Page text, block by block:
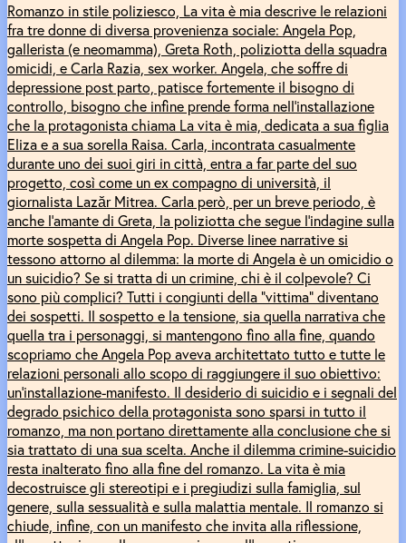
Romanzo in stile poliziesco, La vita è mia descrive le relazioni
fra tre donne di diversa provenienza sociale: Angela Pop,
gallerista (e neomamma), Greta Roth, poliziotta della squadra
omicidi, e Carla Razia, sex worker. Angela, che soffre di
depressione post parto, patisce fortemente il bisogno di
controllo, bisogno che infine prende forma nell’installazione
che la protagonista chiama La vita è mia, dedicata a sua figlia
Eliza e a sua sorella Raisa. Carla, incontrata casualmente
durante uno dei suoi giri in città, entra a far parte del suo
progetto, così come un ex compagno di università, il
giornalista Lazăr Mitrea. Carla però, per un breve periodo, è
anche l’amante di Greta, la poliziotta che segue l’indagine sulla
morte sospetta di Angela Pop. Diverse linee narrative si
tessono attorno al dilemma: la morte di Angela è un omicidio o
un suicidio? Se si tratta di un crimine, chi è il colpevole? Ci
sono più complici? Tutti i congiunti della “vittima” diventano
dei sospetti. Il sospetto e la tensione, sia quella narrativa che
quella tra i personaggi, si mantengono fino alla fine, quando
scopriamo che Angela Pop aveva architettato tutto e tutte le
relazioni personali allo scopo di raggiungere il suo obiettivo:
un’installazione-manifesto. Il desiderio di suicidio e i segnali del
degrado psichico della protagonista sono sparsi in tutto il
romanzo, ma non portano direttamente alla conclusione che si
sia trattato di una sua scelta. Anche il dilemma crimine-suicidio
resta inalterato fino alla fine del romanzo. La vita è mia
decostruisce gli stereotipi e i pregiudizi sulla famiglia, sul
genere, sulla sessualità e sulla malattia mentale. Il romanzo si
chiude, infine, con un manifesto che invita alla riflessione,